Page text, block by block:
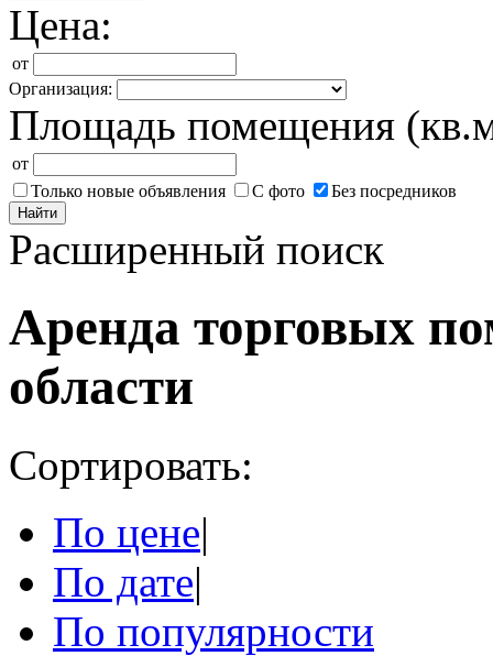
Цена:
от
Организация:
Площадь помещения
от
Только новые объявления
С фото Без посредников
Найти
Расширенный поиск
Аренда торговых
области
Сортировать:
По цене|
По дате|
По популярности